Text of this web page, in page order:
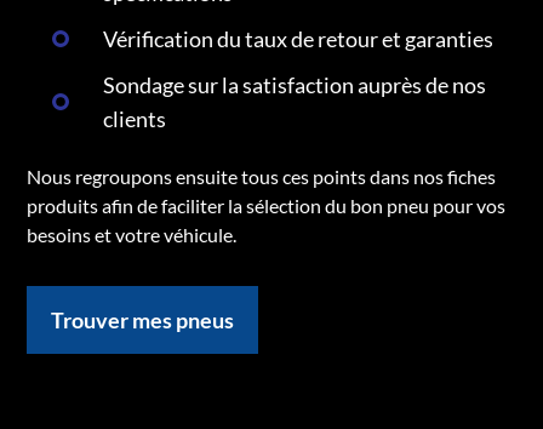
Vérification du taux de retour et garanties
Sondage sur la satisfaction auprès de nos
clients
Nous regroupons ensuite tous ces points dans nos fiches
produits afin de faciliter la sélection du bon pneu pour vos
besoins et votre véhicule.
Trouver mes pneus